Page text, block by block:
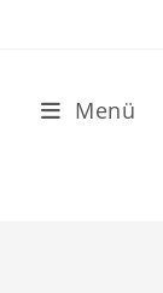
Menü